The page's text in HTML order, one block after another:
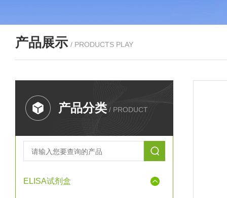
产品展示 / PRODUCTS PLAY
产品分类 / PRODUCT
ELISA试剂盒